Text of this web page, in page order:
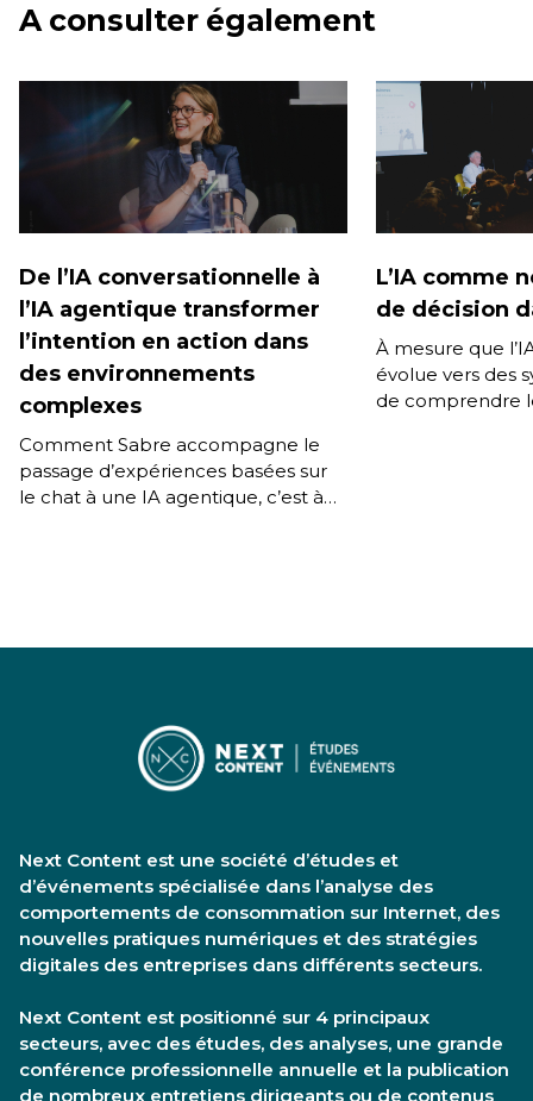
A consulter également
De l’IA conversationnelle à
l’IA agentique transformer
l’intention en action dans
des environnements
complexes
Comment Sabre accompagne le
passage d’expériences basées sur
le chat à une IA agentique, c’est à
L’IA comme
de décision
À mesure que
évolue vers des
de comprendre
Next Content est une société d’études et
d’événements spécialisée dans l’analyse des
comportements de consommation sur Internet, des
nouvelles pratiques numériques et des stratégies
digitales des entreprises dans différents secteurs.
Next Content est positionné sur 4 principaux
secteurs, avec des études, des analyses, une grande
conférence professionnelle annuelle et la publication
de nombreux entretiens dirigeants ou de contenus